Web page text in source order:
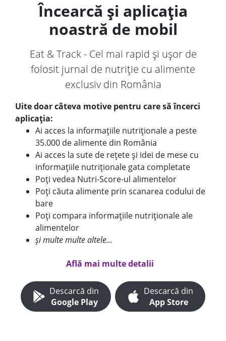
Încearcă și aplicația
noastră de mobil
Eat & Track - Cel mai rapid și ușor de
folosit jurnal de nutriție cu alimente
exclusiv din România
Uite doar câteva motive pentru care să încerci
aplicația:
Ai acces la informațiile nutriționale a peste
35.000 de alimente din România
Ai acces la sute de rețete și idei de mese cu
informațiile nutriționale gata completate
Poți vedea Nutri-Score-ul alimentelor
Poți căuta alimente prin scanarea codului de
bare
Poți compara informațiile nutriționale ale
alimentelor
și multe multe altele...
Află mai multe detalii
Descarcă din
Google Play
Descarcă din
App Store